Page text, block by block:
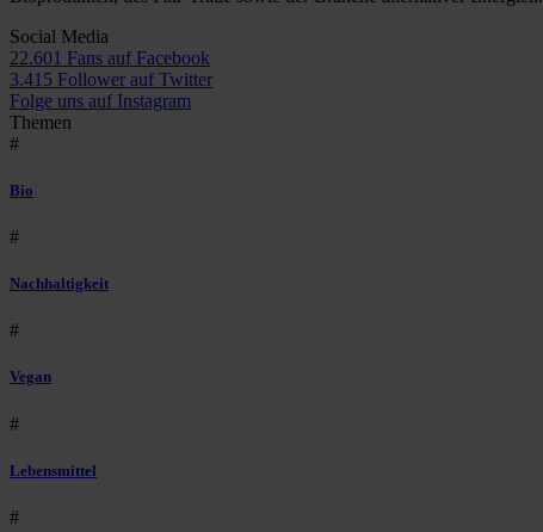
Social Media
22.601 Fans auf Facebook
3.415 Follower auf Twitter
Folge uns auf Instagram
Themen
#
Bio
#
Nachhaltigkeit
#
Vegan
#
Lebensmittel
#